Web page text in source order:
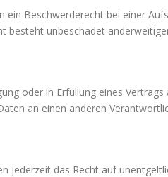
ein Beschwerderecht bei einer
unbeschadet
oder in Erfüllung eines
an einen anderen
jederzeit das Recht auf